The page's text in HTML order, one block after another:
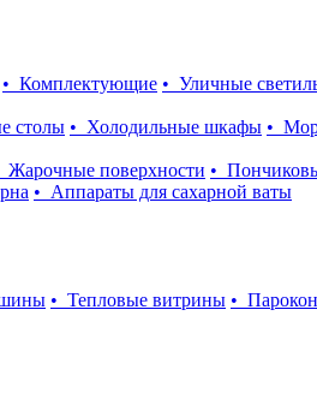
• Комплектующие • Уличные
столы • Холодильные шкафы •
Жарочные поверхности •
• Аппараты для сахарной ваты
• Тепловые витрины •